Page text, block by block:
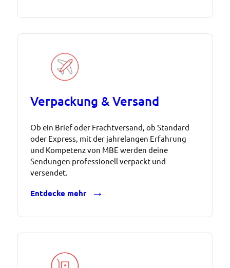
Verpackung & Versand
Ob ein Brief oder Frachtversand, ob Standard
oder Express, mit der jahrelangen Erfahrung
und Kompetenz von MBE werden deine
Sendungen professionell verpackt und
versendet.
Entdecke mehr